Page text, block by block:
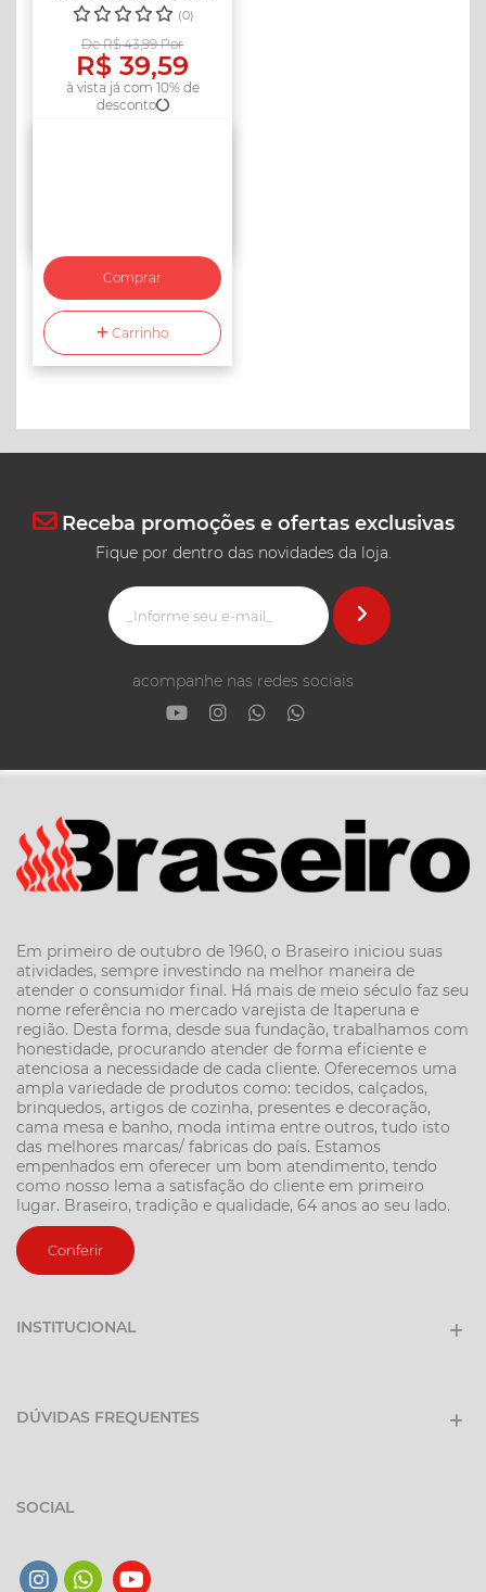
15...
(0)
De R$ 43,99 Por
R$ 39,59
à vista já com 10% de
desconto
Comprar
Carrinho
Receba promoções e ofertas exclusivas
Fique por dentro das novidades da loja.
acompanhe nas redes sociais
Em primeiro de outubro de 1960, o Braseiro iniciou suas
atividades, sempre investindo na melhor maneira de
atender o consumidor final. Há mais de meio século faz seu
nome referência no mercado varejista de Itaperuna e
região. Desta forma, desde sua fundação, trabalhamos com
honestidade, procurando atender de forma eficiente e
atenciosa a necessidade de cada cliente. Oferecemos uma
ampla variedade de produtos como: tecidos, calçados,
brinquedos, artigos de cozinha, presentes e decoração,
cama mesa e banho, moda intima entre outros, tudo isto
das melhores marcas/ fabricas do país. Estamos
empenhados em oferecer um bom atendimento, tendo
como nosso lema a satisfação do cliente em primeiro
lugar. Braseiro, tradição e qualidade, 64 anos ao seu lado.
Conferir
INSTITUCIONAL
DÚVIDAS FREQUENTES
SOCIAL